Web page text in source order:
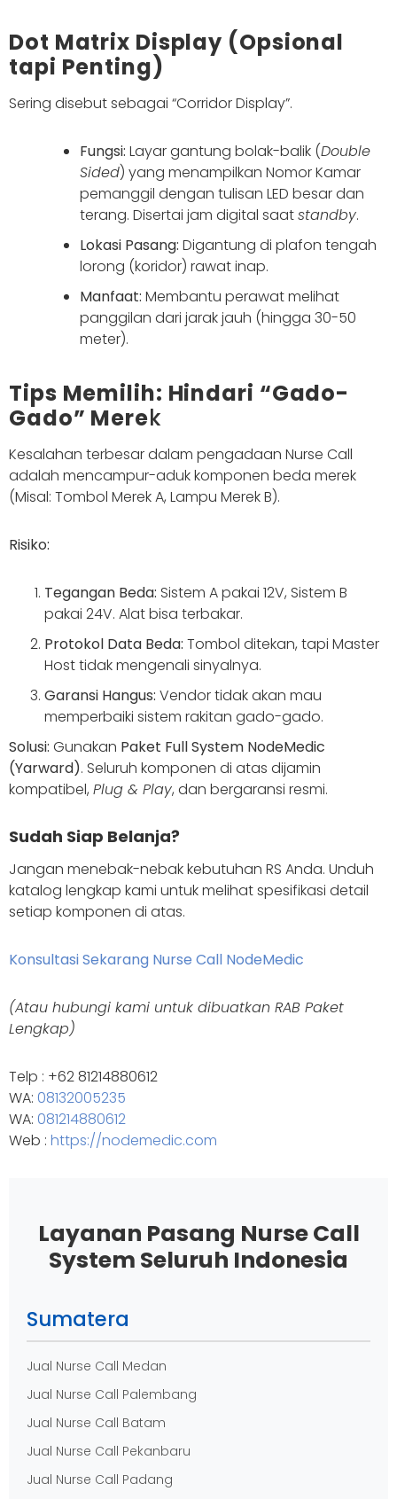
Dot Matrix Display (Opsional
tapi Penting)
Sering disebut sebagai “Corridor Display”.
Fungsi: Layar gantung bolak-balik (Double
Sided) yang menampilkan Nomor Kamar
pemanggil dengan tulisan LED besar dan
terang. Disertai jam digital saatstandby.
Lokasi Pasang: Digantung di plafon tengah
lorong (koridor) rawat inap.
Manfaat: Membantu perawat melihat
panggilan dari jarak jauh (hingga 30-50
meter).
Tips Memilih: Hindari “Gado-
Gado” Merek
Kesalahan terbesar dalam pengadaan Nurse Call
adalah mencampur-aduk komponen beda merek
(Misal: Tombol Merek A, Lampu Merek B).
Risiko:
Tegangan Beda: Sistem A pakai 12V, Sistem B
pakai 24V. Alat bisa terbakar.
Protokol Data Beda: Tombol ditekan, tapi Master
Host tidak mengenali sinyalnya.
Garansi Hangus: Vendor tidak akan mau
memperbaiki sistem rakitan gado-gado.
Solusi: Gunakan Paket Full System NodeMedic
(Yarward). Seluruh komponen di atas dijamin
kompatibel, Plug & Play, dan bergaransi resmi.
Sudah Siap Belanja?
Jangan menebak-nebak kebutuhan RS Anda. Unduh
katalog lengkap kami untuk melihat spesifikasi detail
setiap komponen di atas.
Konsultasi Sekarang Nurse Call NodeMedic
(Atau hubungi kami untuk dibuatkan RAB Paket
Lengkap)
Telp : +62 81214880612
WA: 08132005235
WA: 081214880612
Web : https://nodemedic.com
Layanan Pasang Nurse Call
System Seluruh Indonesia
Sumatera
Jual Nurse Call Medan
Jual Nurse Call Palembang
Jual Nurse Call Batam
Jual Nurse Call Pekanbaru
Jual Nurse Call Padang